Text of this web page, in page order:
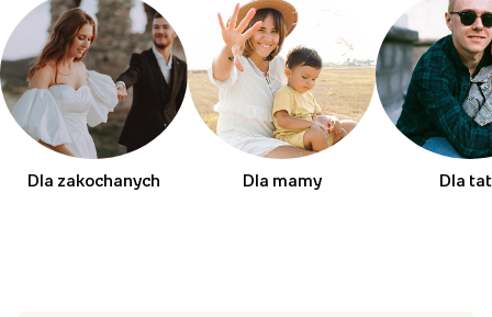
Dla zakochanych Dla mamy Dla